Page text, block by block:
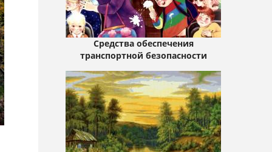
Средства обеспечения
транспортной безопасности